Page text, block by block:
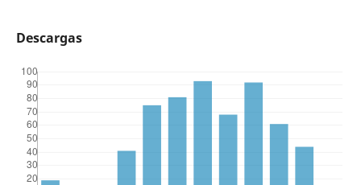
Descargas